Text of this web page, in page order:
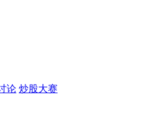
论 炒股大赛